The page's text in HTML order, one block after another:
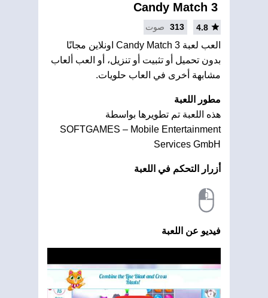
Candy Match 3
4.8
313 صوت
العب لعبة Candy Match 3 اونلاين مجانًا
بدون تحميل أو تثبيت أو تنزيل، أو العب ألعاب
مشابهة أخرى في العاب حلويات.
مطور اللعبة
هذه اللعبة تم تطويرها بواسطة
SOFTGAMES – Mobile Entertainment
Services GmbH
أزرار التحكم في اللعبة
فيديو عن اللعبة